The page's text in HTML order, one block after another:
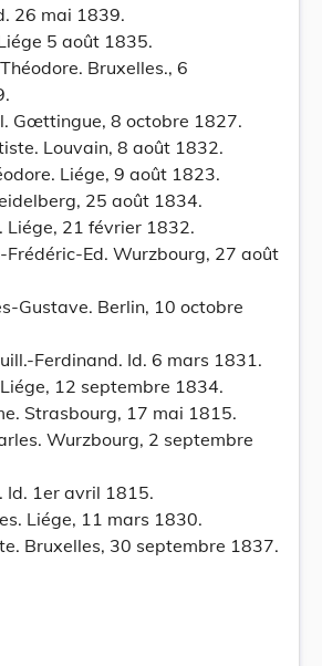
26 mai 1839.
5 août 1835.
Bruxelles., 6
Gœttingue, 8 octobre 1827.
Louvain, 8 août 1832.
Liége, 9 août 1823.
25 août 1834.
Liége, 21 février 1832.
Frédéric-Ed. Wurzbourg, 27 août
Gustave. Berlin, 10 octobre
Ferdinand. Id. 6 mars 1831.
12 septembre 1834.
Strasbourg, 17 mai 1815.
Wurzbourg, 2 septembre
Id. 1er avril 1815.
Liége, 11 mars 1830.
Bruxelles, 30 septembre 1837.